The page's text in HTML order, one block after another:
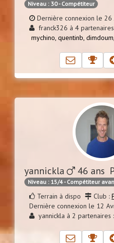
Niveau : 30 - Compétiteur
Dernière connexion le 26
franck326 à 4
mychino, quentinb, dimdoum,
yannickla 46 ans
Niveau : 15/4 - Compétiteur
Terrain à dispo Club :
Dernière connexion le 12
yannickla à 2 partenaires :